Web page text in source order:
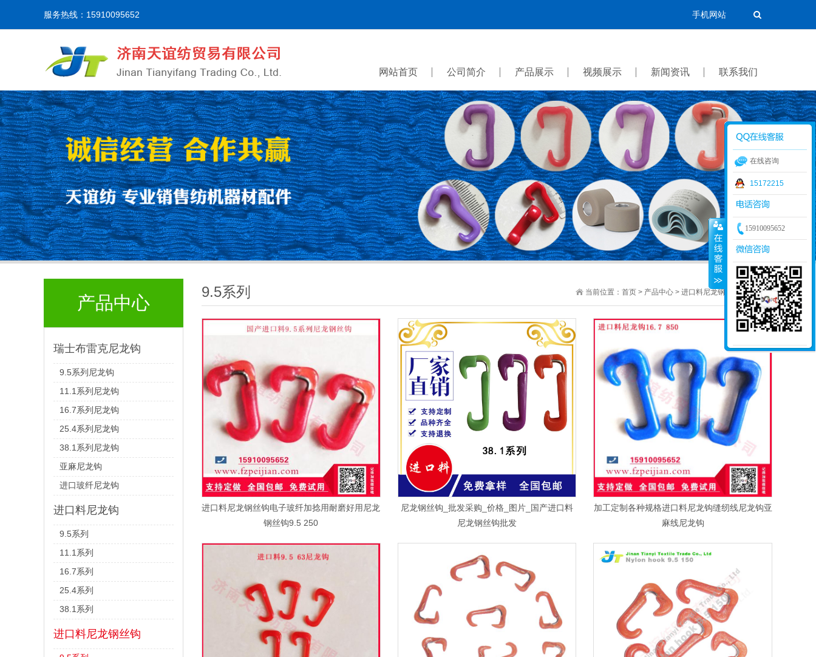
服务热线：15910095652 手机网站
网站首页 公司简介 产品展示 视频展示 新闻资讯 联系我们
产品中心
瑞士布雷克尼龙钩
9.5系列尼龙钩
11.1系列尼龙钩
16.7系列尼龙钩
25.4系列尼龙钩
38.1系列尼龙钩
亚麻尼龙钩
进口玻纤尼龙钩
进口料尼龙钩
9.5系列
11.1系列
16.7系列
25.4系列
38.1系列
进口料尼龙钢丝钩
当前位置： 首页 > 产品中心 > 进口料尼龙钢丝钩>9.5系列
9.5系列
进口料尼龙钢丝钩电子玻纤加捻用耐磨好用尼龙
钢丝钩9.5 250
尼龙钢丝钩_批发采购_价格_图片_国产进口料
尼龙钢丝钩批发
加工定制各种规格进口料尼龙钩缝纫线尼龙钩亚
麻线尼龙钩
在线咨询
15172215
15910095652